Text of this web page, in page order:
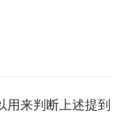
用来判断上述提到